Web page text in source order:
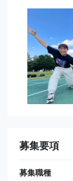
募集要項
募集職種